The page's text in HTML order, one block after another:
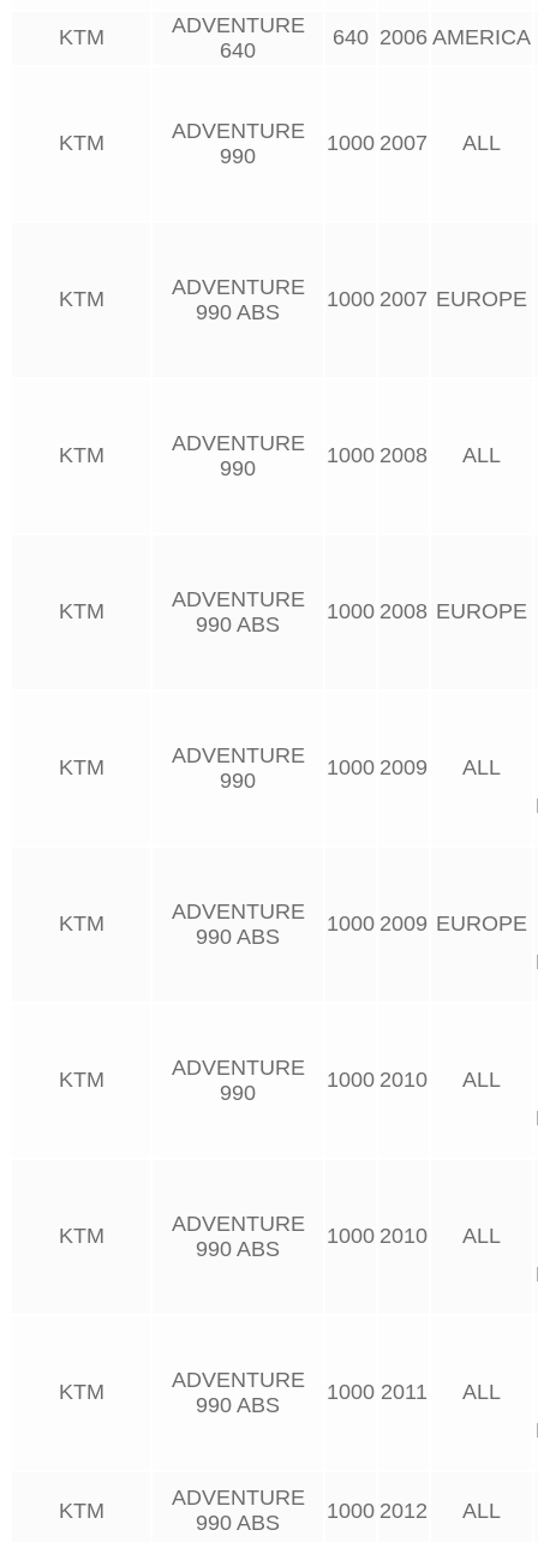
KTM
ADVENTURE
640
640 2006 AMERICA
KTM
ADVENTURE
990
1000 2007 ALL
KTM
ADVENTURE
990 ABS
1000 2007 EUROPE
KTM
ADVENTURE
990
1000 2008 ALL
KTM
ADVENTURE
990 ABS
1000 2008 EUROPE
KTM
ADVENTURE
990
1000 2009
ALL
KTM
ADVENTURE
990 ABS
1000 2009 EUROPE
KTM
ADVENTURE
990
1000 2010
ALL
KTM
ADVENTURE
990 ABS
1000 2010
ALL
KTM
ADVENTURE
990 ABS
1000 2011
ALL
KTM
ADVENTURE
990 ABS
1000 2012 ALL